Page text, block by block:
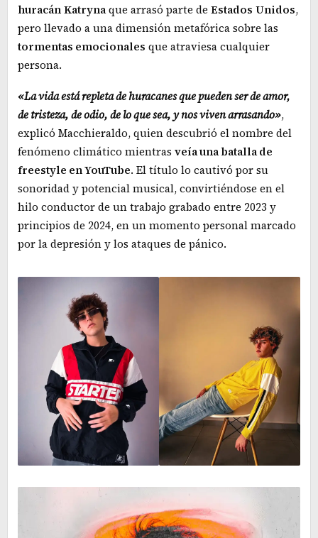
huracánKatrynaque arrasó parte de Estados Unidos,
pero llevado a una dimensión metafórica sobre las
tormentas emocionales que atraviesa cualquier
persona.
«La vida está repleta de huracanes que pueden ser de amor,
de tristeza, de odio, de lo que sea, y nos viven arrasando»,
explicó Macchieraldo, quien descubrió el nombre del
fenómeno climático mientras veía una batalla de
freestyle en YouTube. El título lo cautivó por su
sonoridad y potencial musical, convirtiéndose en el
hilo conductor de un trabajo grabado entre 2023 y
principios de 2024, en un momento personal marcado
por la depresión y los ataques de pánico.